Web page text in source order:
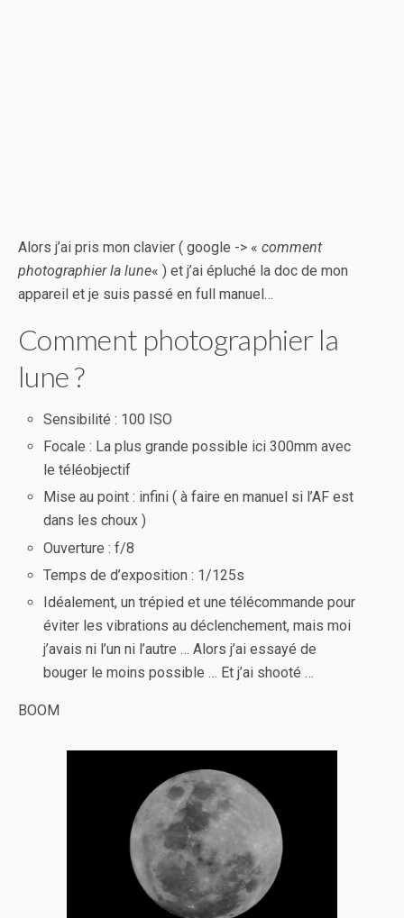
Alors j’ai pris mon clavier ( google -> « comment
photographier la lune« ) et j’ai épluché la doc de mon
appareil et je suis passé en full manuel…
Comment photographier la
lune ?
Sensibilité : 100 ISO
Focale : La plus grande possible ici 300mm avec
le téléobjectif
Mise au point : infini ( à faire en manuel si l’AF est
dans les choux )
Ouverture : f/8
Temps de d’exposition : 1/125s
Idéalement, un trépied et une télécommande pour
éviter les vibrations au déclenchement, mais moi
j’avais ni l’un ni l’autre … Alors j’ai essayé de
bouger le moins possible … Et j’ai shooté …
BOOM